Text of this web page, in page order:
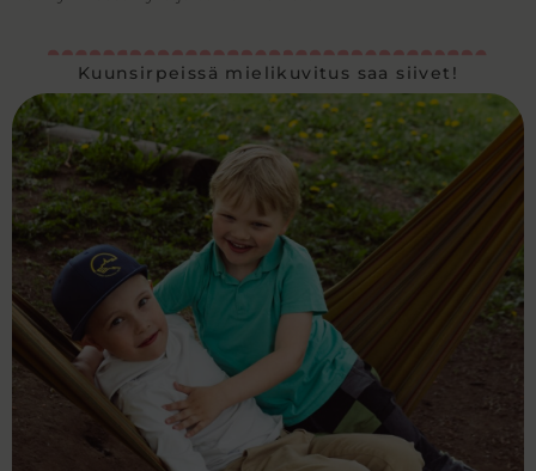
Kuunsirpeissä mielikuvitus saa siivet!